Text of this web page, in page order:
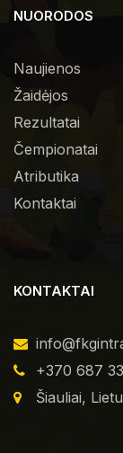
NUORODOS
Naujienos
Žaidėjos
Rezultatai
Čempionatai
Atributika
Kontaktai
KONTAKTAI
+370 687
Šiauliai,